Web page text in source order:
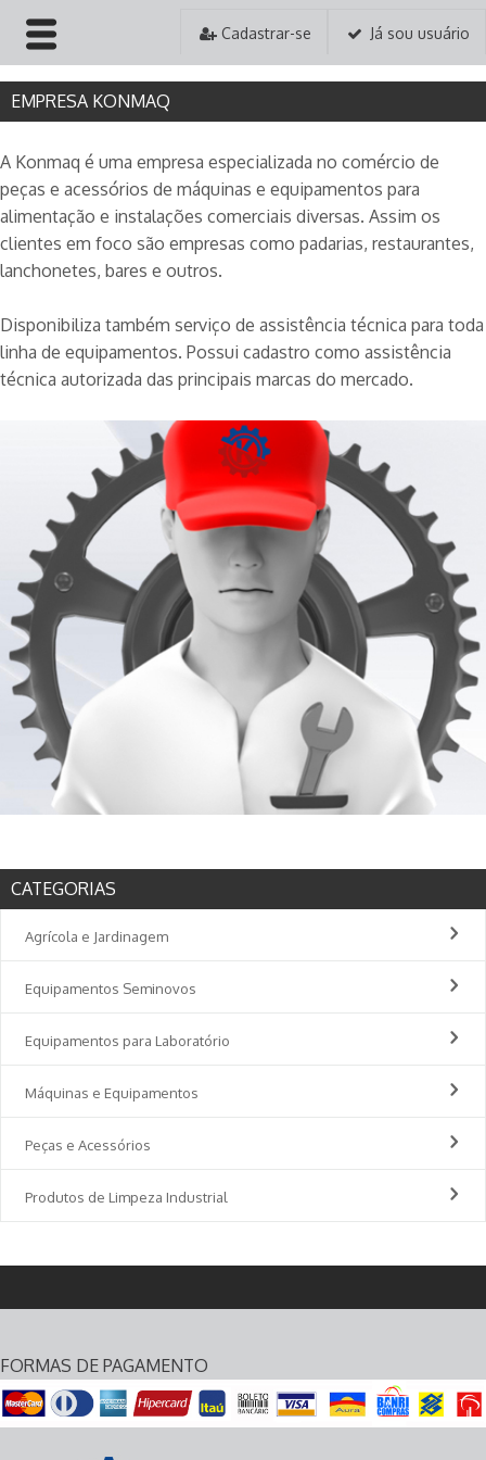
Cadastrar-se Já sou usuário
HOME
PRODUTOS
PEDIDOS
CONTATO
EMPRESA KONMAQ
A Konmaq é uma empresa especializada no comércio de
peças e acessórios de máquinas e equipamentos para
alimentação e instalações comerciais diversas. Assim os
clientes em foco são empresas como padarias, restaurantes,
lanchonetes, bares e outros.
Disponibiliza também serviço de assistência técnica para toda
linha de equipamentos. Possui cadastro como assistência
técnica autorizada das principais marcas do mercado.
CATEGORIAS
Agrícola e Jardinagem
Equipamentos Seminovos
Equipamentos para Laboratório
Máquinas e Equipamentos
Peças e Acessórios
Produtos de Limpeza Industrial
FORMAS DE PAGAMENTO